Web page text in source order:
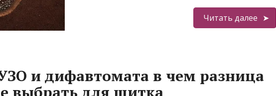
Читать далее
и дифавтомата в чем разница
выбрать для щитка